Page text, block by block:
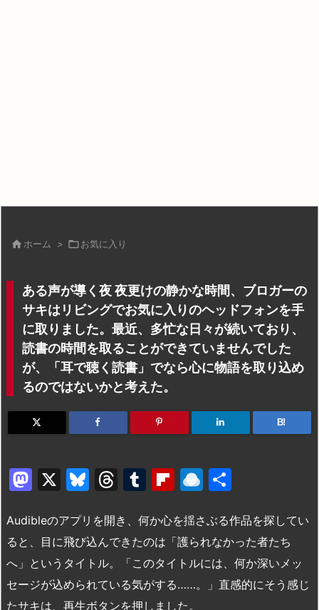
 ホーム > お気に入り
ある声が導く夜 夜更けの静かな時間、ブロガーの
サキはリビングでお気に入りのヘッドフォンを手
に取りました。最近、多忙な日々が続いており、
読書の時間を取ることができていませんでした
が、「耳で聴く読書」でなら心に物語を取り込め
るのではないかと考えた。
B!
M
st
o
d
o
X
Bl
e
s
k
y
T
e
a
d
s
T
m
bl
r
Fl
b
o
ar
d
R
n
dr
o
p.
Audibleのアプリを開き、何か心を揺さぶる作品を探してい
ると、目に飛び込んできたのは「護られなかった者たち
へ」というタイトル。「このタイトルには、何か深いメッ
セージが込められている気がする……。」直感的にそう感じ
たサキは、再生ボタンを押しました。